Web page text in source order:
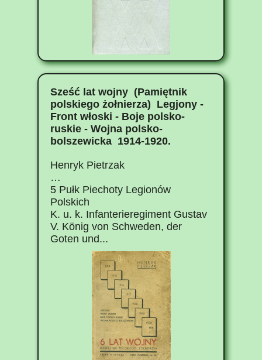
Sześć lat wojny (Pamiętnik
polskiego żołnierza) Legjony -
Front włoski - Boje polsko-
ruskie - Wojna polsko-
bolszewicka 1914-1920.
Henryk Pietrzak
…
5 Pułk Piechoty Legionów
Polskich
K. u. k. Infanterieregiment Gustav
V. König von Schweden, der
Goten und...